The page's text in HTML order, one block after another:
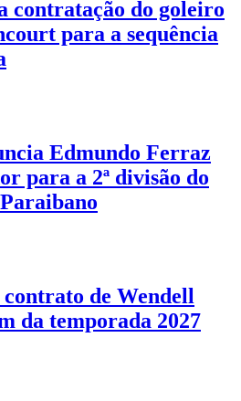
contratação do goleiro
para a sequência
Edmundo Ferraz
para a 2ª divisão do
de Wendell
da temporada 2027